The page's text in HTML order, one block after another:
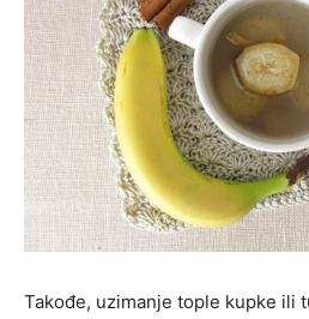
Takođe, uzimanje tople kupke ili